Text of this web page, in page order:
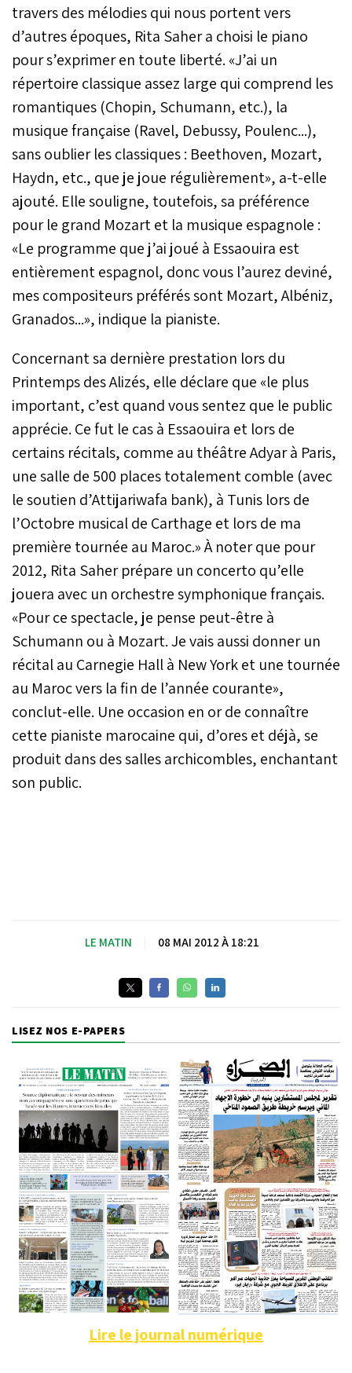
travers des mélodies qui nous portent vers
d’autres époques, Rita Saher a choisi le piano
pour s’exprimer en toute liberté. «J’ai un
répertoire classique assez large qui comprend les
romantiques (Chopin, Schumann, etc.), la
musique française (Ravel, Debussy, Poulenc...),
sans oublier les classiques : Beethoven, Mozart,
Haydn, etc., que je joue régulièrement», a-t-elle
ajouté. Elle souligne, toutefois, sa préférence
pour le grand Mozart et la musique espagnole :
«Le programme que j’ai joué à Essaouira est
entièrement espagnol, donc vous l’aurez deviné,
mes compositeurs préférés sont Mozart, Albéniz,
Granados...», indique la pianiste.
Concernant sa dernière prestation lors du
Printemps des Alizés, elle déclare que «le plus
important, c’est quand vous sentez que le public
apprécie. Ce fut le cas à Essaouira et lors de
certains récitals, comme au théâtre Adyar à Paris,
une salle de 500 places totalement comble (avec
le soutien d’Attijariwafa bank), à Tunis lors de
l’Octobre musical de Carthage et lors de ma
première tournée au Maroc.» À noter que pour
2012, Rita Saher prépare un concerto qu’elle
jouera avec un orchestre symphonique français.
«Pour ce spectacle, je pense peut-être à
Schumann ou à Mozart. Je vais aussi donner un
récital au Carnegie Hall à New York et une tournée
au Maroc vers la fin de l’année courante»,
conclut-elle. Une occasion en or de connaître
cette pianiste marocaine qui, d’ores et déjà, se
produit dans des salles archicombles, enchantant
son public.
LE MATIN 08 MAI 2012 À 18:21
LISEZ NOS E-PAPERS
Lire le journal numérique